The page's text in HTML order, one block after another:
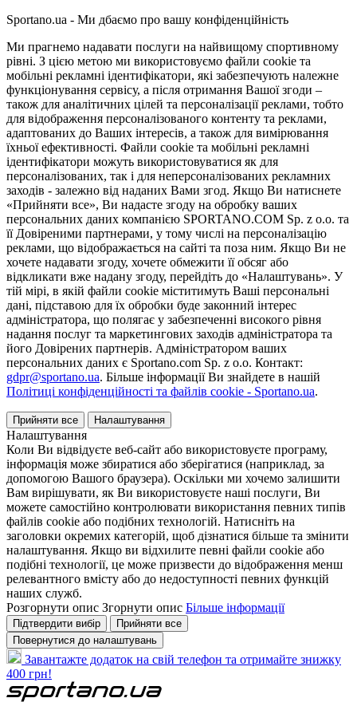
Sportano.ua - Ми дбаємо про вашу конфіденційність
Ми прагнемо надавати послуги на найвищому спортивному
рівні. З цією метою ми використовуємо файли cookie та
мобільні рекламні ідентифікатори, які забезпечують належне
функціонування сервісу, а після отримання Вашої згоди –
також для аналітичних цілей та персоналізації реклами, тобто
для відображення персоналізованого контенту та реклами,
адаптованих до Ваших інтересів, а також для вимірювання
їхньої ефективності. Файли cookie та мобільні рекламні
ідентифікатори можуть використовуватися як для
персоналізованих, так і для неперсоналізованих рекламних
заходів - залежно від наданих Вами згод. Якщо Ви натиснете
«Прийняти все», Ви надасте згоду на обробку ваших
персональних даних компанією SPORTANO.COM Sp. z o.o. та
її Довіреними партнерами, у тому числі на персоналізацію
реклами, що відображається на сайті та поза ним. Якщо Ви не
хочете надавати згоду, хочете обмежити її обсяг або
відкликати вже надану згоду, перейдіть до «Налаштувань». У
тій мірі, в якій файли cookie міститимуть Ваші персональні
дані, підставою для їх обробки буде законний інтерес
адміністратора, що полягає у забезпеченні високого рівня
надання послуг та маркетингових заходів адміністратора та
його Довірених партнерів. Адміністратором ваших
персональних даних є Sportano.com Sp. z o.o. Контакт:
gdpr@sportano.ua. Більше інформації Ви знайдете в нашій
Політиці конфіденційності та файлів cookie - Sportano.ua.
Прийняти все Налаштування
Налаштування
Коли Ви відвідуєте веб-сайт або використовуєте програму,
інформація може збиратися або зберігатися (наприклад, за
допомогою Вашого браузера). Оскільки ми хочемо залишити
Вам вирішувати, як Ви використовуєте наші послуги, Ви
можете самостійно контролювати використання певних типів
файлів cookie або подібних технологій. Натисніть на
заголовки окремих категорій, щоб дізнатися більше та змінити
налаштування. Якщо ви відхилите певні файли cookie або
подібні технології, це може призвести до відображення менш
релевантного вмісту або до недоступності певних функцій
наших служб.
Розгорнути опис Згорнути опис Більше інформації
Підтвердити вибір
Прийняти все
Повернутися до налаштувань
Завантажте додаток на свій телефон та отримайте знижку
400 грн!